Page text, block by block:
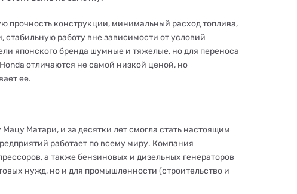
прочность конструкции, минимальный расход топлива,
стабильную работу вне зависимости от условий
японского бренда шумные и тяжелые, но для переноса
отличаются не самой низкой ценой, но
ее.
Матари, и за десятки лет смогла стать настоящим
работает по всему миру. Компания
а также бензиновых и дизельных генераторов
нужд, но и для промышленности (строительство и